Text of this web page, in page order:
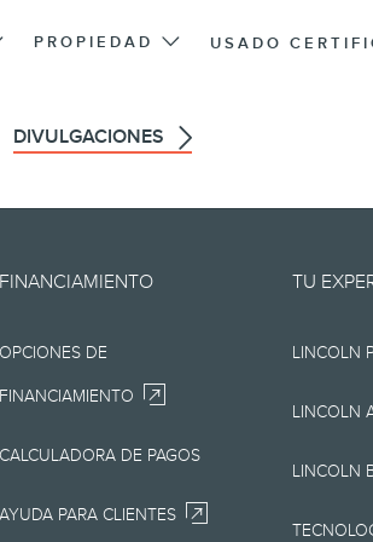
PROPIEDAD USADO
DIVULGACIONES
el estado en que
de ningún tipo, ya
a, la
los
se reserva el
FINANCIAMIENTO
OPCIONES DE
FINANCIAMIENTO
CALCULADORA DE PAGOS
AYUDA PARA CLIENTES
TU
LINCOLN
LINCOLN
LINCOLN